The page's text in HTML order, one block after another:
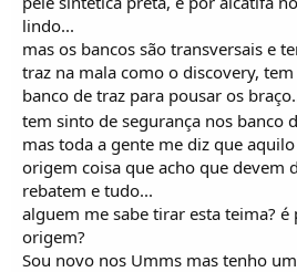
ó
p
i
c
s
lindo...
mas os bancos são transversais e
traz na mala como o discovery,
banco de traz para pousar os
tem sinto de segurança nos banco
mas toda a gente me diz que
origem coisa que acho que devem
rebatem e tudo...
alguem me sabe tirar esta teima?
origem?
Sou novo nos Umms mas tenho